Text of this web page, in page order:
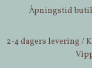
Åpningstid
2-4 dagers levering /